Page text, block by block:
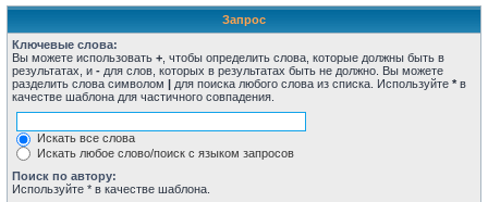
Запрос
Ключевые слова:
Вы можете использовать + , чтобы определить слова, которые должны быть в
результатах, и - для слов, которых в результатах быть не должно. Вы можете
разделить слова символом | для поиска любого слова из списка. Используйте * в
качестве шаблона для частичного совпадения.
Искать все слова
Искать любое слово/поиск с языком запросов
Поиск по автору:
Используйте * в качестве шаблона.